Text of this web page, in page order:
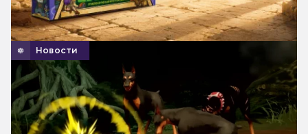
Новости